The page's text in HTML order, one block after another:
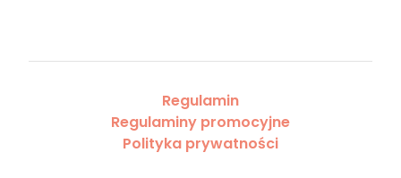
Regulamin
Regulaminy promocyjne
Polityka prywatności